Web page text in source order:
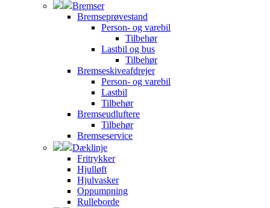
Bremser
Bremseprøvestand
Person- og varebil
Tilbehør
Lastbil og bus
Tilbehør
Bremseskiveafdrejer
Person- og varebil
Lastbil
Tilbehør
Bremseudluftere
Tilbehør
Bremseservice
Dæklinje
Fritrykker
Hjulløft
Hjulvasker
Oppumpning
Rulleborde